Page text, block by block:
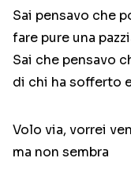
Sai pensavo che
fare pure una
Sai che pensavo
di chi ha sofferto
Volo via, vorrei
ma non sembra